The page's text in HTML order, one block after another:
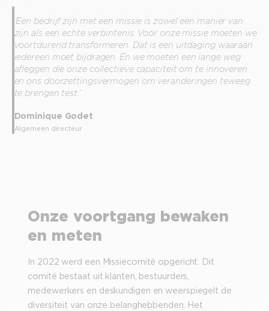
‘Een bedrijf zijn met een missie is zowel een manier van
zijn als een echte verbintenis. Voor onze missie moeten we
voortdurend transformeren. Dat is een uitdaging waaraan
iedereen moet bijdragen. En we moeten een lange weg
afleggen die onze collectieve capaciteit om te innoveren
en ons doorzettingsvermogen om veranderingen teweeg
te brengen test.’
Dominique Godet
Algemeen directeur
Onze voortgang bewaken
en meten
In 2022 werd een Missiecomité opgericht. Dit
comité bestaat uit klanten, bestuurders,
medewerkers en deskundigen en weerspiegelt de
diversiteit van onze belanghebbenden. Het